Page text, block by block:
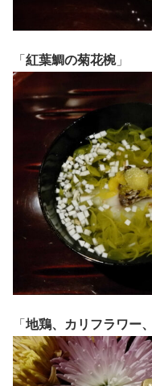
「 紅葉鯛の菊花椀」
「 地鶏、カリフラワー